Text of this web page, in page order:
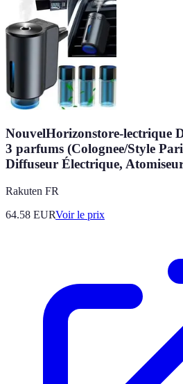
NouvelHorizonstore-lectrique
3 parfums (Colognee/Style
Diffuseur Électrique,
Rakuten FR
64.58 EURVoir le prix